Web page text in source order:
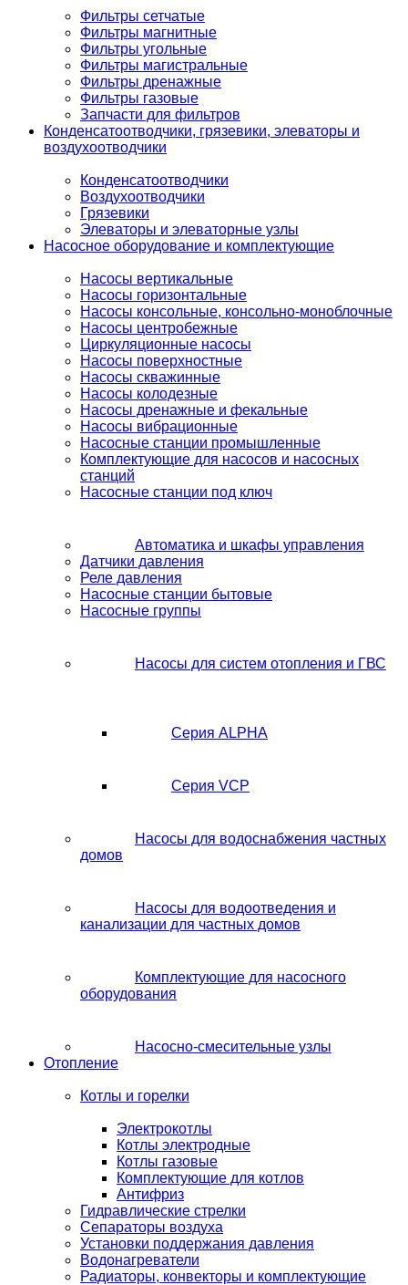
Фильтры сетчатые
Фильтры магнитные
Фильтры угольные
Фильтры магистральные
Фильтры дренажные
Фильтры газовые
Запчасти для фильтров
Конденсатоотводчики, грязевики, элеваторы и
воздухоотводчики
Конденсатоотводчики
Воздухоотводчики
Грязевики
Элеваторы и элеваторные узлы
Насосное оборудование и комплектующие
Насосы вертикальные
Насосы горизонтальные
Насосы консольные, консольно-моноблочные
Насосы центробежные
Циркуляционные насосы
Насосы поверхностные
Насосы скважинные
Насосы колодезные
Насосы дренажные и фекальные
Насосы вибрационные
Насосные станции промышленные
Комплектующие для насосов и насосных
станций
Насосные станции под ключ
Автоматика и шкафы управления
Датчики давления
Реле давления
Насосные станции бытовые
Насосные группы
Насосы для систем отопления и ГВС
Серия ALPHA
Серия VCP
Насосы для водоснабжения частных
домов
Насосы для водоотведения и
канализации для частных домов
Комплектующие для насосного
оборудования
Насосно-смесительные узлы
Отопление
Котлы и горелки
Электрокотлы
Котлы электродные
Котлы газовые
Комплектующие для котлов
Антифриз
Гидравлические стрелки
Сепараторы воздуха
Установки поддержания давления
Водонагреватели
Радиаторы, конвекторы и комплектующие